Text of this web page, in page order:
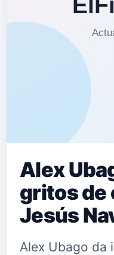
Alex
gritos de
Jesús
Alex Ubago da